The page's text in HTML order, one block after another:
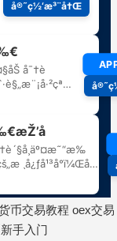
币交易教程 oex交易
手入门